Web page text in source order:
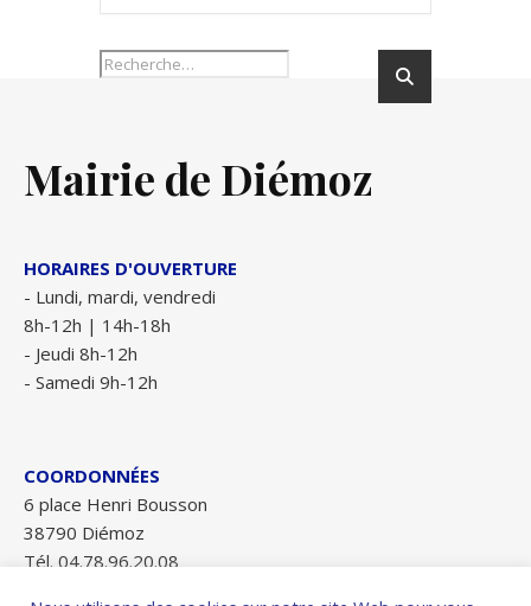
Mairie de Diémoz
HORAIRES D'OUVERTURE
- Lundi, mardi, vendredi
8h-12h | 14h-18h
- Jeudi 8h-12h
- Samedi 9h-12h
COORDONNÉES
6 place Henri Bousson
38790 Diémoz
Tél. 04.78.96.20.08